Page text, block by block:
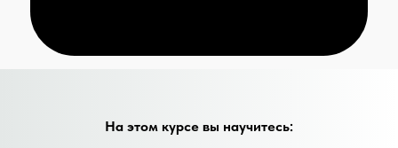
На этом курсе вы научитесь: